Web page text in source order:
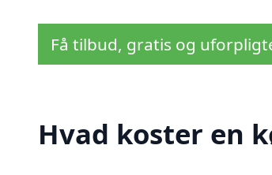
Få tilbud, gratis og
Hvad koster en